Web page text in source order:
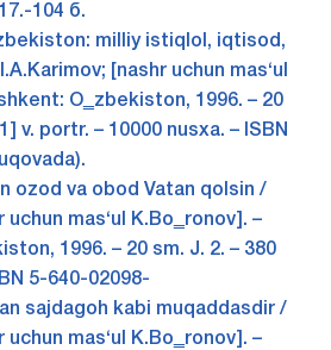
104 б.
milliy istiqlol, iqtisod,
[nashr uchun mas‘ul
O‗zbekiston, 1996. – 20
v. portr. – 10000 nusxa. – ISBN
ozod va obod Vatan qolsin /
uchun mas‘ul K.Bo‗ronov]. –
1996. – 20 sm. J. 2. – 380
5-640-02098-
sajdagoh kabi muqaddasdir /
uchun mas‘ul K.Bo‗ronov]. –